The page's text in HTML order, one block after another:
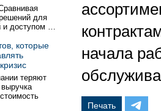
для
и доступом …
которые
теряют
выручка
начала
Печать